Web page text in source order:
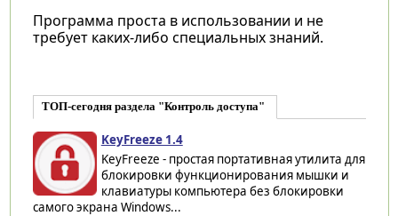
Программа проста в использовании и не
требует каких-либо специальных знаний.
ТОП-сегодня раздела "Контроль доступа"
KeyFreeze 1.4
KeyFreeze - простая портативная утилита для
блокировки функционирования мышки и
клавиатуры компьютера без блокировки
самого экрана Windows...